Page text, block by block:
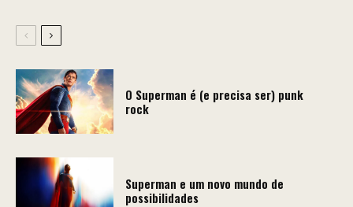
O Superman é (e precisa ser) punk
rock
Superman e um novo mundo de
possibilidades